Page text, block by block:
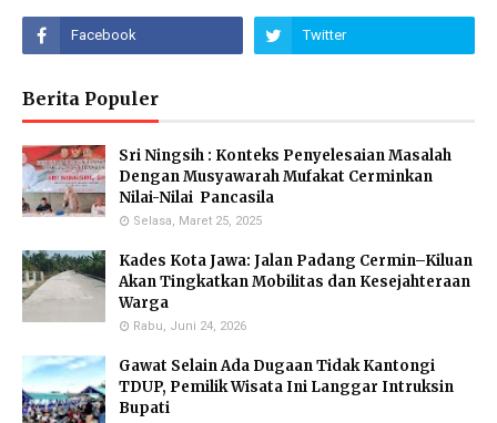
Berita Populer
Sri Ningsih : Konteks Penyelesaian Masalah
Dengan Musyawarah Mufakat Cerminkan
Nilai-Nilai Pancasila
Selasa, Maret 25, 2025
Kades Kota Jawa: Jalan Padang Cermin–Kiluan
Akan Tingkatkan Mobilitas dan Kesejahteraan
Warga
Rabu, Juni 24, 2026
Gawat Selain Ada Dugaan Tidak Kantongi
TDUP, Pemilik Wisata Ini Langgar Intruksin
Bupati